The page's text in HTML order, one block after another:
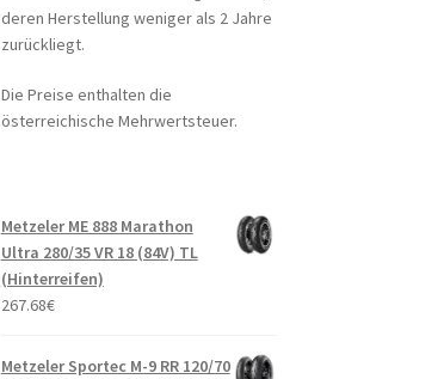
deren Herstellung weniger als 2 Jahre
zurückliegt.
Die Preise enthalten die
österreichische Mehrwertsteuer.
Metzeler ME 888 Marathon
Ultra 280/35 VR 18 (84V) TL
(Hinterreifen)
267.68€
Metzeler Sportec M-9 RR 120/70